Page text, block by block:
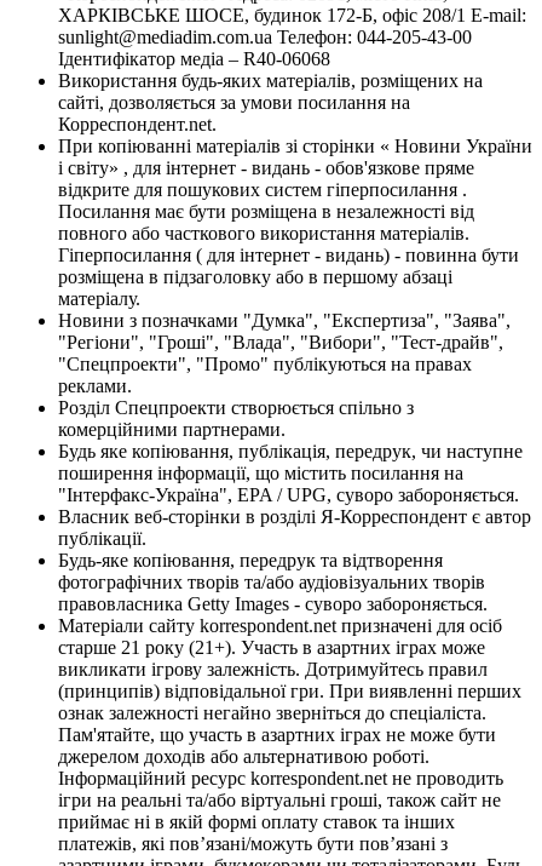
ХАРКІВСЬКЕ ШОСЕ, будинок 172-Б, офіс 208/1 E-mail:
sunlight@mediadim.com.ua Телефон: 044-205-43-00
Ідентифікатор медіа – R40-06068
Використання будь-яких матеріалів, розміщених на
сайті, дозволяється за умови посилання на
Корреспондент.net.
При копіюванні матеріалів зі сторінки « Новини України
і світу» , для інтернет - видань - обов'язкове пряме
відкрите для пошукових систем гіперпосилання .
Посилання має бути розміщена в незалежності від
повного або часткового використання матеріалів.
Гіперпосилання ( для інтернет - видань) - повинна бути
розміщена в підзаголовку або в першому абзаці
матеріалу.
Новини з позначками "Думка", "Експертиза", "Заява",
"Регіони", "Гроші", "Влада", "Вибори", "Тест-драйв",
"Спецпроекти", "Промо" публікуються на правах
реклами.
Розділ Спецпроекти створюється спільно з
комерційними партнерами.
Будь яке копіювання, публікація, передрук, чи наступне
поширення інформації, що містить посилання на
"Інтерфакс-Україна", EPA / UPG, суворо забороняється.
Власник веб-сторінки в розділі Я-Корреспондент є автор
публікації.
Будь-яке копіювання, передрук та відтворення
фотографічних творів та/або аудіовізуальних творів
правовласника Getty Images - суворо забороняється.
Матеріали сайту korrespondent.net призначені для осіб
старше 21 року (21+). Участь в азартних іграх може
викликати ігрову залежність. Дотримуйтесь правил
(принципів) відповідальної гри. При виявленні перших
ознак залежності негайно зверніться до спеціаліста.
Пам'ятайте, що участь в азартних іграх не може бути
джерелом доходів або альтернативою роботі.
Інформаційний ресурс korrespondent.net не проводить
ігри на реальні та/або віртуальні гроші, також сайт не
приймає ні в якій формі оплату ставок та інших
платежів, які пов’язані/можуть бути пов’язані з